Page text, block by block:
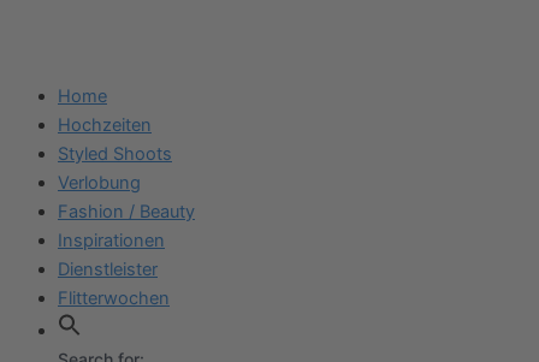
Home
Hochzeiten
Styled Shoots
Verlobung
Fashion / Beauty
Inspirationen
Dienstleister
Flitterwochen